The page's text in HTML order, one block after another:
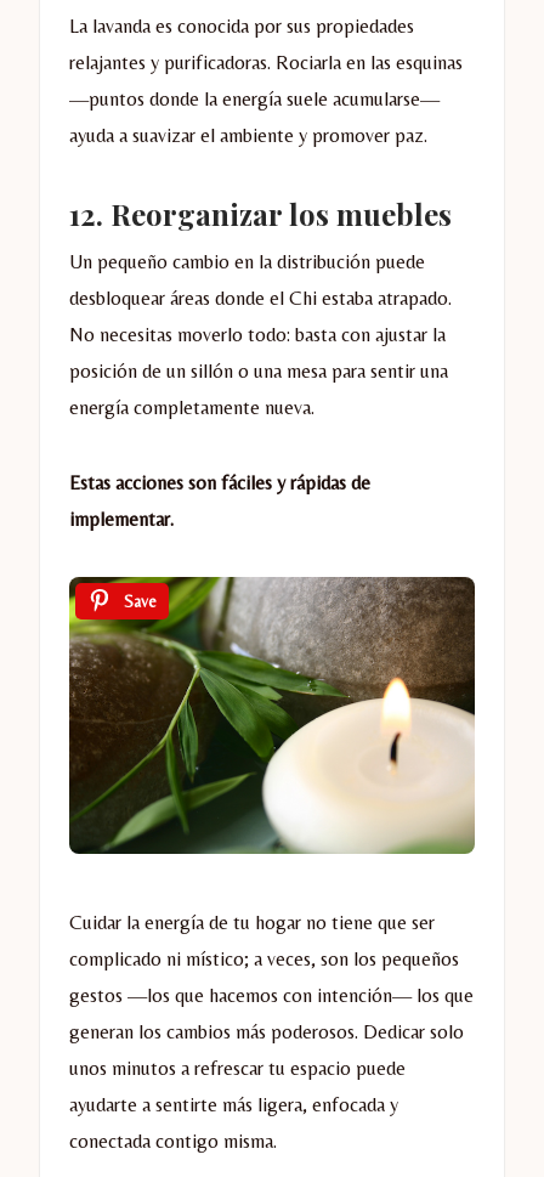
La lavanda es conocida por sus propiedades
relajantes y purificadoras. Rociarla en las esquinas
—puntos donde la energía suele acumularse—
ayuda a suavizar el ambiente y promover paz.
12. Reorganizar los muebles
Un pequeño cambio en la distribución puede
desbloquear áreas donde el Chi estaba atrapado.
No necesitas moverlo todo: basta con ajustar la
posición de un sillón o una mesa para sentir una
energía completamente nueva.
Estas acciones son fáciles y rápidas de
implementar.
Save
Cuidar la energía de tu hogar no tiene que ser
complicado ni místico; a veces, son los pequeños
gestos —los que hacemos con intención— los que
generan los cambios más poderosos. Dedicar solo
unos minutos a refrescar tu espacio puede
ayudarte a sentirte más ligera, enfocada y
conectada contigo misma.